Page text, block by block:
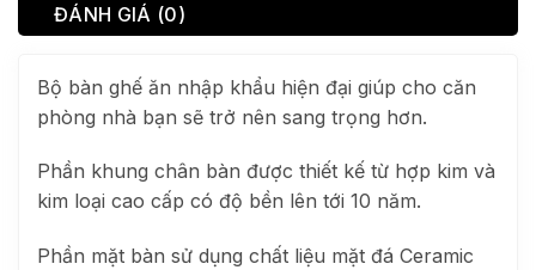
ĐÁNH GIÁ (0)
Bộ bàn ghế ăn nhập khẩu hiện đại giúp cho căn
phòng nhà bạn sẽ trở nên sang trọng hơn.
Phần khung chân bàn được thiết kế từ hợp kim và
kim loại cao cấp có độ bền lên tới 10 năm.
Phần mặt bàn sử dụng chất liệu mặt đá Ceramic